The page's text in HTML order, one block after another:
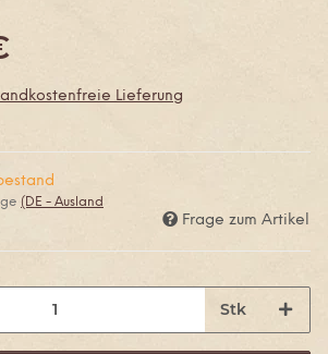
Lieferung
(DE - Ausland
Frage zum Artikel
Stk